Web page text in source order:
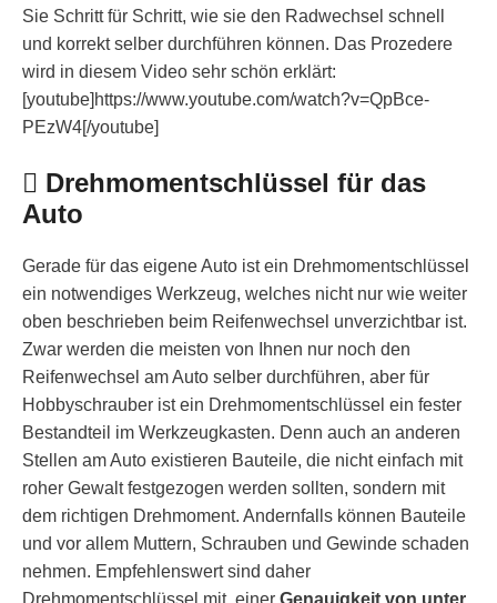
Sie Schritt für Schritt, wie sie den Radwechsel schnell
und korrekt selber durchführen können. Das Prozedere
wird in diesem Video sehr schön erklärt:
[youtube]https://www.youtube.com/watch?v=QpBce-
PEzW4[/youtube]
Drehmomentschlüssel für das
Auto
Gerade für das eigene Auto ist ein Drehmomentschlüssel
ein notwendiges Werkzeug, welches nicht nur wie weiter
oben beschrieben beim Reifenwechsel unverzichtbar ist.
Zwar werden die meisten von Ihnen nur noch den
Reifenwechsel am Auto selber durchführen, aber für
Hobbyschrauber ist ein Drehmomentschlüssel ein fester
Bestandteil im Werkzeugkasten. Denn auch an anderen
Stellen am Auto existieren Bauteile, die nicht einfach mit
roher Gewalt festgezogen werden sollten, sondern mit
dem richtigen Drehmoment. Andernfalls können Bauteile
und vor allem Muttern, Schrauben und Gewinde schaden
nehmen. Empfehlenswert sind daher
Drehmomentschlüssel mit einer Genauigkeit von unter